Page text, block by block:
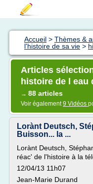
Accueil > Thèmes &
l'histoire de sa vie >
Articles
histoire de l eau
→ 88 articles
Voir également9 Vidéos
Lorànt Deutsch,
Buisson... la ...
Lorànt Deutsch,
réac' de l'histoire à la
12/04/13 11h07
Jean-Marie Durand